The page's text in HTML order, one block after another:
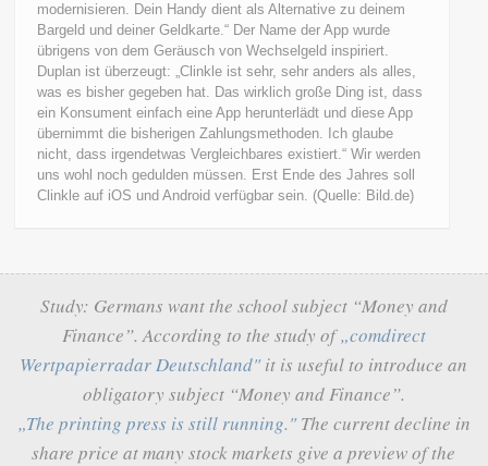
modernisieren. Dein Handy dient als Alternative zu deinem
Bargeld und deiner Geldkarte.“ Der Name der App wurde
übrigens von dem Geräusch von Wechselgeld inspiriert.
Duplan ist überzeugt: „Clinkle ist sehr, sehr anders als alles,
was es bisher gegeben hat. Das wirklich große Ding ist, dass
ein Konsument einfach eine App herunterlädt und diese App
übernimmt die bisherigen Zahlungsmethoden. Ich glaube
nicht, dass irgendetwas Vergleichbares existiert.“ Wir werden
uns wohl noch gedulden müssen. Erst Ende des Jahres soll
Clinkle auf iOS und Android verfügbar sein. (Quelle: Bild.de)
Study: Germans want the school subject “Money and
Finance”. According to the study of„comdirect
Wertpapierradar Deutschland"it is useful to introduce an
obligatory subject “Money and Finance”.
„The printing press is still running."The current decline in
share price at many stock markets give a preview of the